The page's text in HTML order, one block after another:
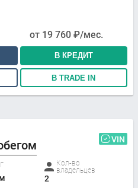
от 19 760 ₽/мес.
В КРЕДИТ
В TRADE IN
VIN
Кол-во
владельцев
2